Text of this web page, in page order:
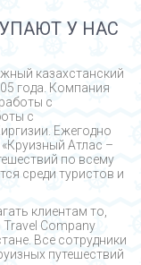
У НАС
казахстанский
года. Компания
с
с
Ежегодно
Атлас –
по всему
среди туристов и
клиентам то,
Company
Все сотрудники
путешествий